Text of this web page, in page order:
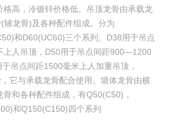
高，冷镀锌价格低。吊顶龙骨由承载龙
辅龙骨)及各种配件组成。分为
和D60(UC60)三个系列。D38用于吊点
人吊顶，D50用于吊点间距900—1200
吊点间距1500毫米上人加重吊顶，
它与承载龙骨配合使用。墙体龙骨由横
和各种配件组成，有Q50(C50)，
和Q150(C150)四个系列